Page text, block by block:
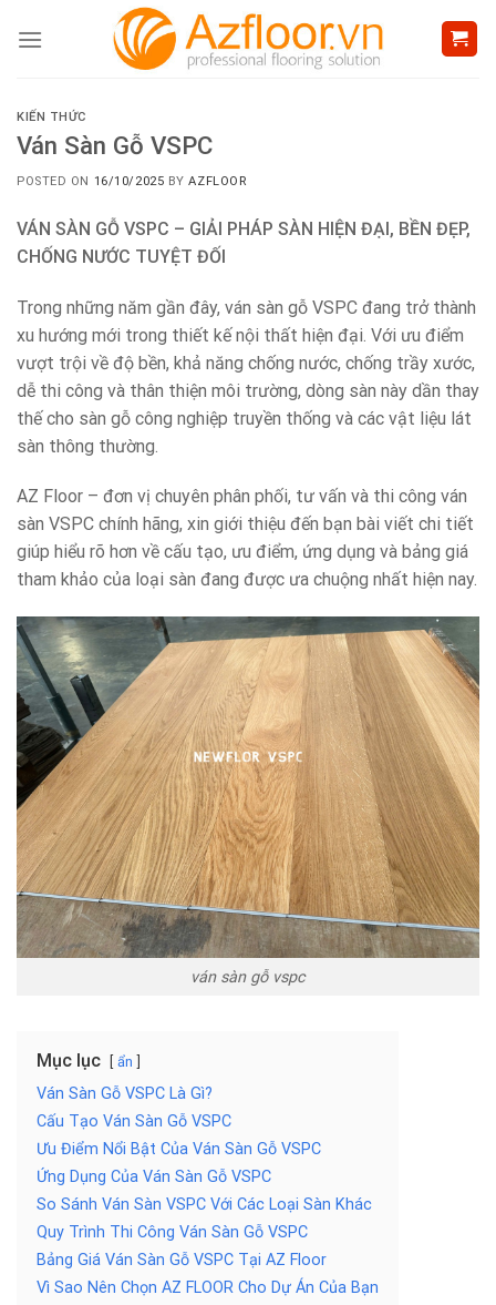
KIẾN THỨC
Ván Sàn Gỗ VSPC
POSTED ON 16/10/2025 BYAZFLOOR
VÁN SÀN GỖ VSPC – GIẢI PHÁP SÀN HIỆN ĐẠI, BỀN ĐẸP,
CHỐNG NƯỚC TUYỆT ĐỐI
Trong những năm gần đây, ván sàn gỗ VSPC đang trở thành
xu hướng mới trong thiết kế nội thất hiện đại. Với ưu điểm
vượt trội về độ bền, khả năng chống nước, chống trầy xước,
dễ thi công và thân thiện môi trường, dòng sàn này dần thay
thế cho sàn gỗ công nghiệp truyền thống và các vật liệu lát
sàn thông thường.
AZ Floor – đơn vị chuyên phân phối, tư vấn và thi công ván
sàn VSPC chính hãng, xin giới thiệu đến bạn bài viết chi tiết
giúp hiểu rõ hơn về cấu tạo, ưu điểm, ứng dụng và bảng giá
tham khảo của loại sàn đang được ưa chuộng nhất hiện nay.
ván sàn gỗ vspc
Mục lục ẩn
Ván Sàn Gỗ VSPC Là Gì?
Cấu Tạo Ván Sàn Gỗ VSPC
Ưu Điểm Nổi Bật Của Ván Sàn Gỗ VSPC
Ứng Dụng Của Ván Sàn Gỗ VSPC
So Sánh Ván Sàn VSPC Với Các Loại Sàn Khác
Quy Trình Thi Công Ván Sàn Gỗ VSPC
Bảng Giá Ván Sàn Gỗ VSPC Tại AZ Floor
Vì Sao Nên Chọn AZ FLOOR Cho Dự Án Của Bạn